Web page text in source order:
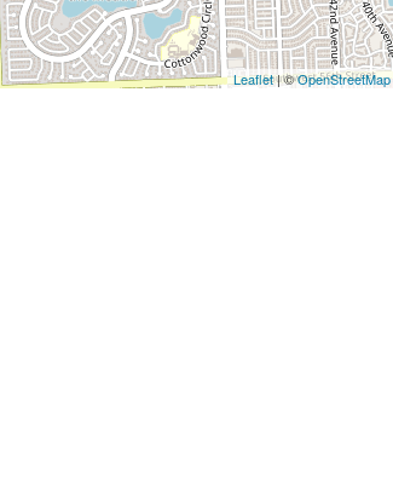
Leaflet| ©OpenStreetMap
190 800€ EXCLUSIVITÉ